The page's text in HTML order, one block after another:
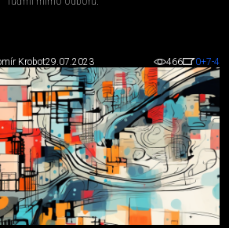
Krobot29.07.2023 466 0+7-4